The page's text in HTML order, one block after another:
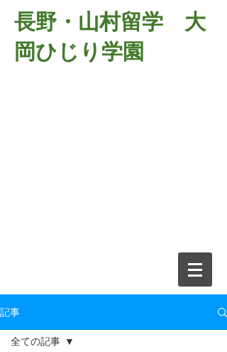
長野・山村留学 大
岡ひじり学園
記事
全ての記事